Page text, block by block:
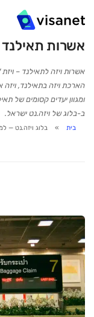
אשרות תאילנד
הארכת ויזה בתאילנד, ויזה
ומגוון יעדים קסומים של
ב-בלוג של ויזה.נט ישראל.
בית בלוג ויזה.נט —